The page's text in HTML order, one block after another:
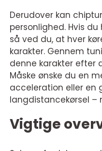
Derudover kan
personlighed. Hvis
så ved du, at hver
karakter. Gennem
denne karakter efter
Måske ønske du en
acceleration eller en
langdistancekørsel –
Vigtige